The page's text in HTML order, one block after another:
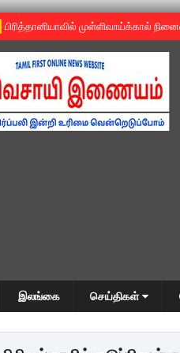
»பிரித்தானியாவில் முள்ளிவாய்க்கால்
இலங்கை செய்திகள்